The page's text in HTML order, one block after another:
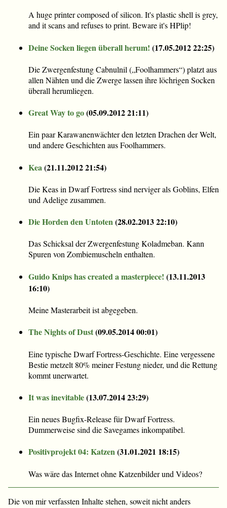
A huge printer composed of silicon. It's plastic shell is grey,
and it scans and refuses to print. Beware it's HPlip!
Deine Socken liegen überall herum! (17.05.2012 22:25)
Die Zwergenfestung Cabnulnil („Foolhammers“) platzt aus
allen Nähten und die Zwerge lassen ihre löchrigen Socken
überall herumliegen.
Great Way to go(05.09.2012 21:11)
Ein paar Karawanenwächter den letzten Drachen der Welt,
und andere Geschichten aus Foolhammers.
Kea(21.11.2012 21:54)
Die Keas in Dwarf Fortress sind nerviger als Goblins, Elfen
und Adelige zusammen.
Die Horden den Untoten(28.02.2013 22:10)
Das Schicksal der Zwergenfestung Koladmeban. Kann
Spuren von Zombiemuscheln enthalten.
Guido Knips has created a masterpiece! (13.11.2013
16:10)
Meine Masterarbeit ist abgegeben.
The Nights of Dust(09.05.2014 00:01)
Eine typische Dwarf Fortress-Geschichte. Eine vergessene
Bestie metzelt 80% meiner Festung nieder, und die Rettung
kommt unerwartet.
It was inevitable(13.07.2014 23:29)
Ein neues Bugfix-Release für Dwarf Fortress.
Dummerweise sind die Savegames inkompatibel.
Positivprojekt 04: Katzen(31.01.2021 18:15)
Was wäre das Internet ohne Katzenbilder und Videos?
Die von mir verfassten Inhalte stehen, soweit nicht anders